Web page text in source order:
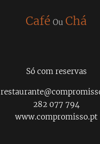
Café Ou Chá
Só com reservas
282 077 794
www.compromisso.pt